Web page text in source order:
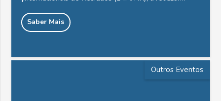
Saber Mais
Outros Eventos